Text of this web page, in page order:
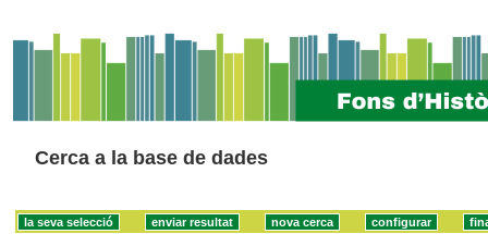
Cerca a la base de dades